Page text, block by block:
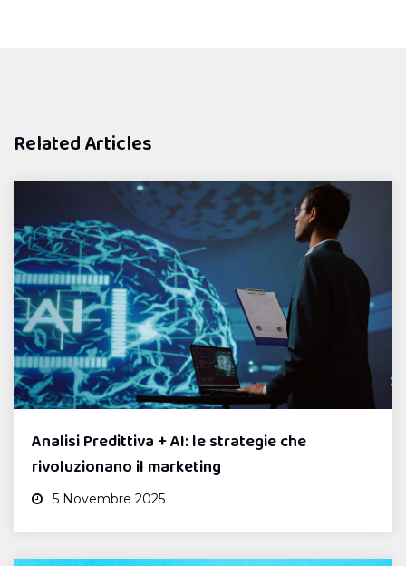
Related Articles
Analisi Predittiva + AI: le strategie che
rivoluzionano il marketing
5 Novembre 2025